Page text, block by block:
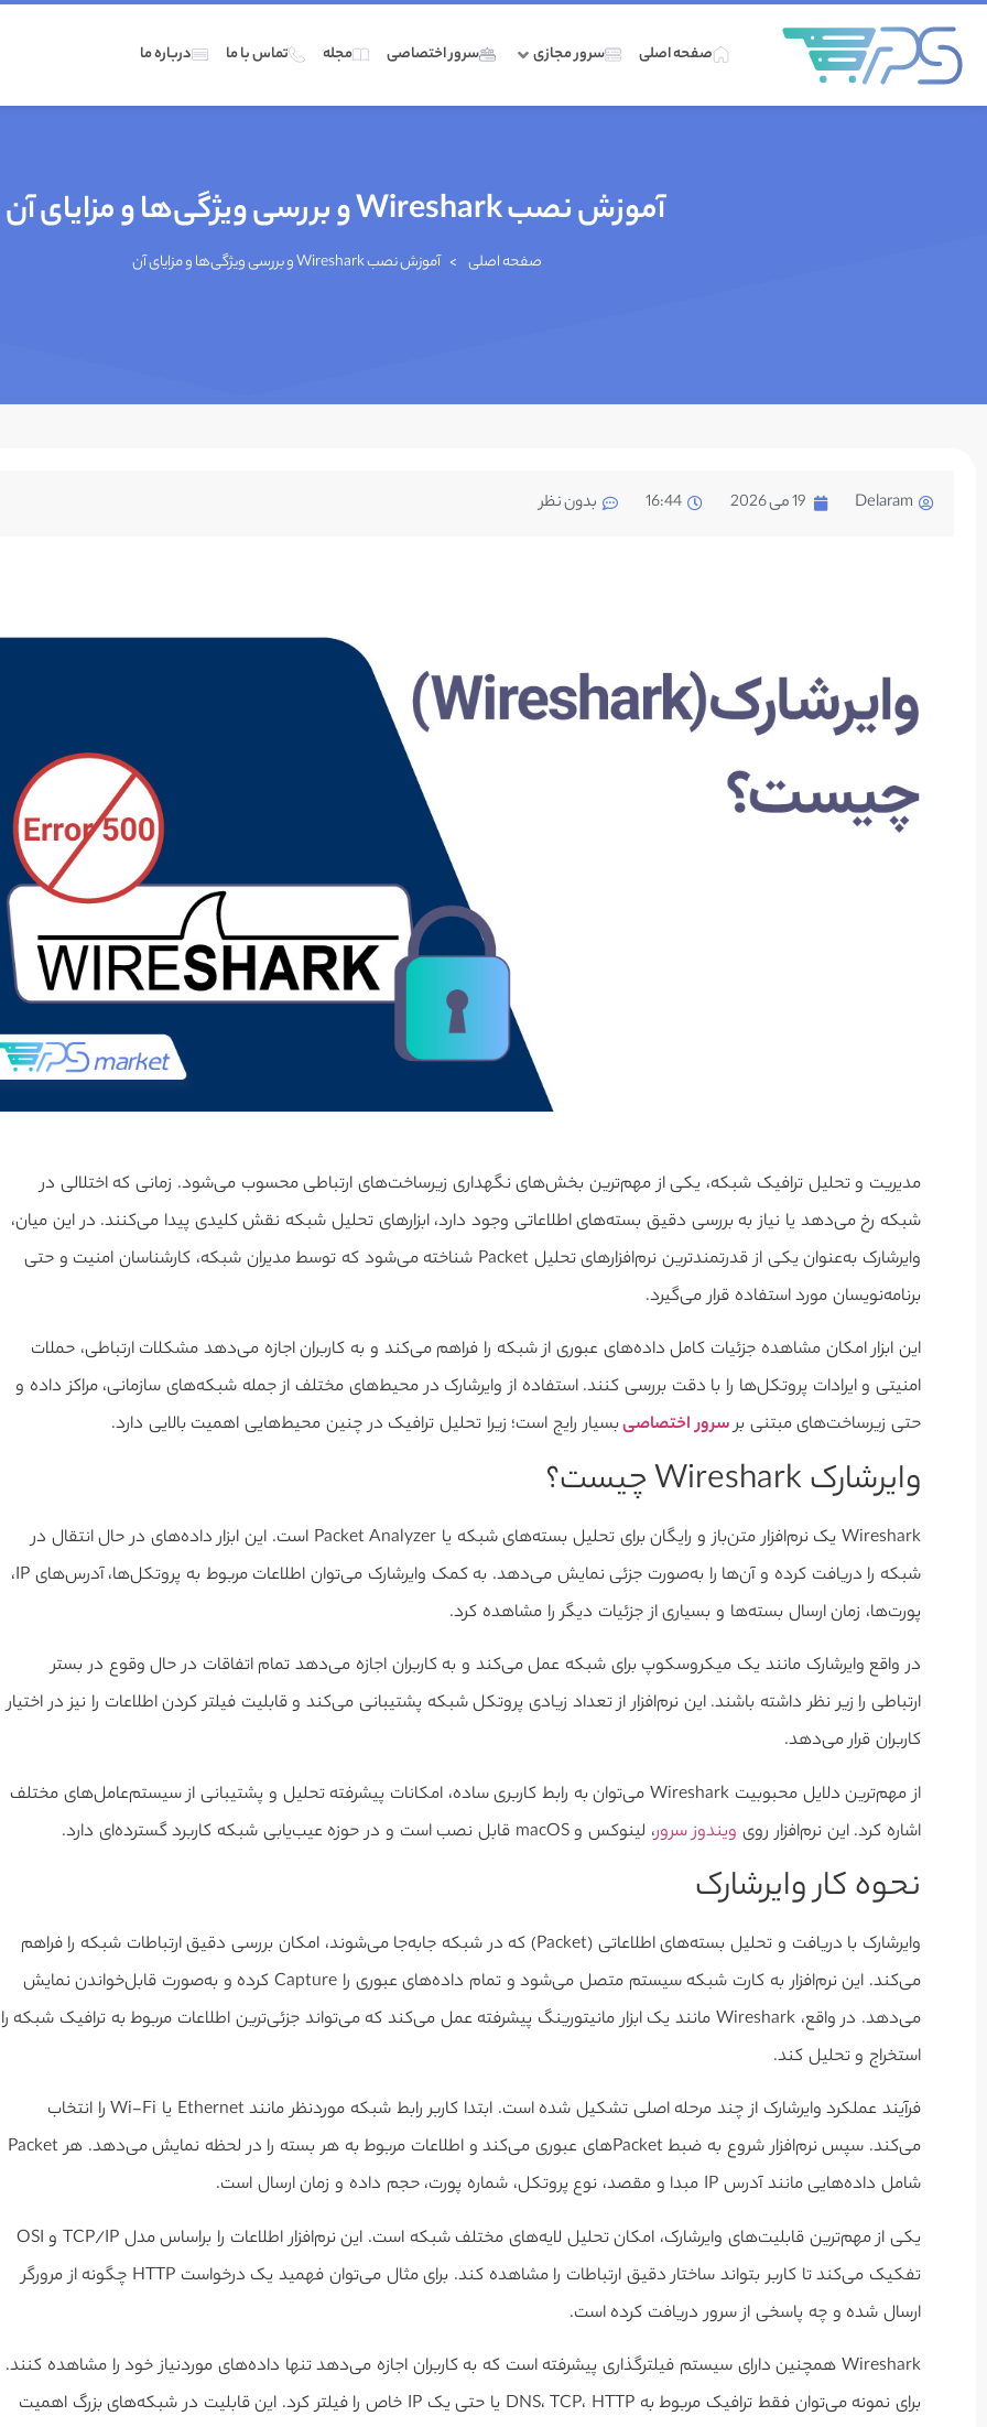
صفحه اصلی سرور مجازی سرور اختصاصی مجله تماس با ما درباره ما
آموزش نصب Wireshark و بررسی ویژگی‌ها و مزایای آن
صفحه اصلی > آموزش نصب Wireshark و بررسی ویژگی‌ها و مزایای آن
Delaram 19 می 2026 16:44 بدون نظر
مدیریت و تحلیل ترافیک شبکه، یکی از مهم‌ترین بخش‌های نگهداری زیرساخت‌های ارتباطی محسوب می‌شود. زمانی که اختلالی در
شبکه رخ می‌دهد یا نیاز به بررسی دقیق بسته‌های اطلاعاتی وجود دارد، ابزارهای تحلیل شبکه نقش کلیدی پیدا می‌کنند. در این میان،
وایرشارک به‌عنوان یکی از قدرتمندترین نرم‌افزارهای تحلیل Packet شناخته می‌شود که توسط مدیران شبکه، کارشناسان امنیت و حتی
برنامه‌نویسان مورد استفاده قرار می‌گیرد.
این ابزار امکان مشاهده جزئیات کامل داده‌های عبوری از شبکه را فراهم می‌کند و به کاربران اجازه می‌دهد مشکلات ارتباطی، حملات
امنیتی و ایرادات پروتکل‌ها را با دقت بررسی کنند. استفاده از وایرشارک در محیط‌های مختلف از جمله شبکه‌های سازمانی، مراکز داده و
حتی زیرساخت‌های مبتنی برسرور اختصاصیبسیار رایج است؛ زیرا تحلیل ترافیک در چنین محیط‌هایی اهمیت بالایی دارد.
وایرشارک Wireshark چیست؟
Wireshark یک نرم‌افزار متن‌باز و رایگان برای تحلیل بسته‌های شبکه یا Packet Analyzer است. این ابزار داده‌های در حال انتقال در
شبکه را دریافت کرده و آن‌ها را به‌صورت جزئی نمایش می‌دهد. به کمک وایرشارک می‌توان اطلاعات مربوط به پروتکل‌ها، آدرس‌های IP،
پورت‌ها، زمان ارسال بسته‌ها و بسیاری از جزئیات دیگر را مشاهده کرد.
در واقع وایرشارک مانند یک میکروسکوپ برای شبکه عمل می‌کند و به کاربران اجازه می‌دهد تمام اتفاقات در حال وقوع در بستر
ارتباطی را زیر نظر داشته باشند. این نرم‌افزار از تعداد زیادی پروتکل شبکه پشتیبانی می‌کند و قابلیت فیلتر کردن اطلاعات را نیز در اختیار
کاربران قرار می‌دهد.
از مهم‌ترین دلایل محبوبیت Wireshark می‌توان به رابط کاربری ساده، امکانات پیشرفته تحلیل و پشتیبانی از سیستم‌عامل‌های مختلف
اشاره کرد. این نرم‌افزار رویویندوز سرور، لینوکس و macOS قابل نصب است و در حوزه عیب‌یابی شبکه کاربرد گسترده‌ای دارد.
نحوه کار وایرشارک
وایرشارک با دریافت و تحلیل بسته‌های اطلاعاتی (Packet) که در شبکه جابه‌جا می‌شوند، امکان بررسی دقیق ارتباطات شبکه را فراهم
می‌کند. این نرم‌افزار به کارت شبکه سیستم متصل می‌شود و تمام داده‌های عبوری را Capture کرده و به‌صورت قابل‌خواندن نمایش
می‌دهد. در واقع، Wireshark مانند یک ابزار مانیتورینگ پیشرفته عمل می‌کند که می‌تواند جزئی‌ترین اطلاعات مربوط به ترافیک شبکه را
استخراج و تحلیل کند.
فرآیند عملکرد وایرشارک از چند مرحله اصلی تشکیل شده است. ابتدا کاربر رابط شبکه موردنظر مانند Ethernet یا Wi-Fi را انتخاب
می‌کند. سپس نرم‌افزار شروع به ضبط Packetهای عبوری می‌کند و اطلاعات مربوط به هر بسته را در لحظه نمایش می‌دهد. هر Packet
شامل داده‌هایی مانند آدرس IP مبدا و مقصد، نوع پروتکل، شماره پورت، حجم داده و زمان ارسال است.
یکی از مهم‌ترین قابلیت‌های وایرشارک، امکان تحلیل لایه‌های مختلف شبکه است. این نرم‌افزار اطلاعات را براساس مدل TCP/IP و OSI
تفکیک می‌کند تا کاربر بتواند ساختار دقیق ارتباطات را مشاهده کند. برای مثال می‌توان فهمید یک درخواست HTTP چگونه از مرورگر
ارسال شده و چه پاسخی از سرور دریافت کرده است.
Wireshark همچنین دارای سیستم فیلترگذاری پیشرفته است که به کاربران اجازه می‌دهد تنها داده‌های موردنیاز خود را مشاهده کنند.
برای نمونه می‌توان فقط ترافیک مربوط به DNS، TCP، HTTP یا حتی یک IP خاص را فیلتر کرد. این قابلیت در شبکه‌های بزرگ اهمیت